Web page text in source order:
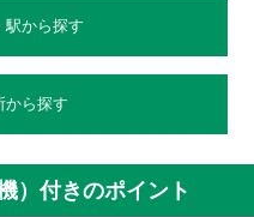
駅から探す
から探す
）付きのポイント